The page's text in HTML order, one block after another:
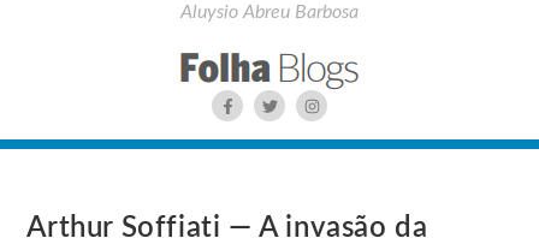
Aluysio Abreu Barbosa
Arthur Soffiati — A invasão da